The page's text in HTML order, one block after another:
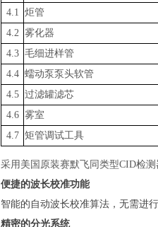
4.1 炬管
4.2 雾化器
4.3 毛细进样管
4.4 蠕动泵泵头软管
4.5 过滤罐滤芯
4.6 雾室
4.7 矩管调试工具
采用美国原装赛默飞同类型CID检测
便捷的波长校准功能
智能的自动波长校准算法，无需进
精密的分光系统